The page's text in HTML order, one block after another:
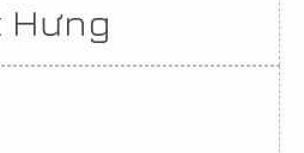
Hưng